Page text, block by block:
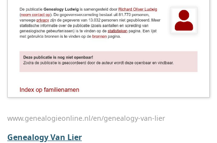
www.genealogieonline.nl/en/genealogy-van-lier
Genealogy Van Lier